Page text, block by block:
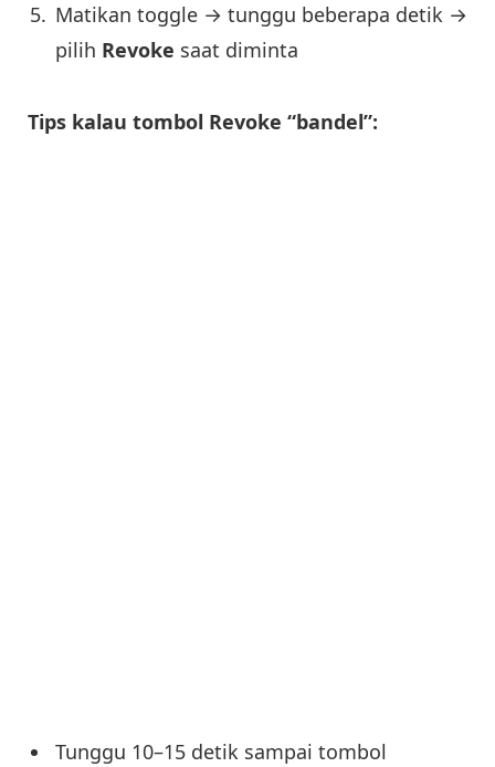
Matikan toggle → tunggu beberapa detik →
pilih Revoke saat diminta
Tips kalau tombol Revoke “bandel”:
Tunggu 10–15 detik sampai tombol